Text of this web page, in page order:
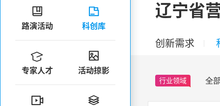
辽宁省
创新需求

路演活动

科创库

专家人才

活动掠影
 
行业领域 全